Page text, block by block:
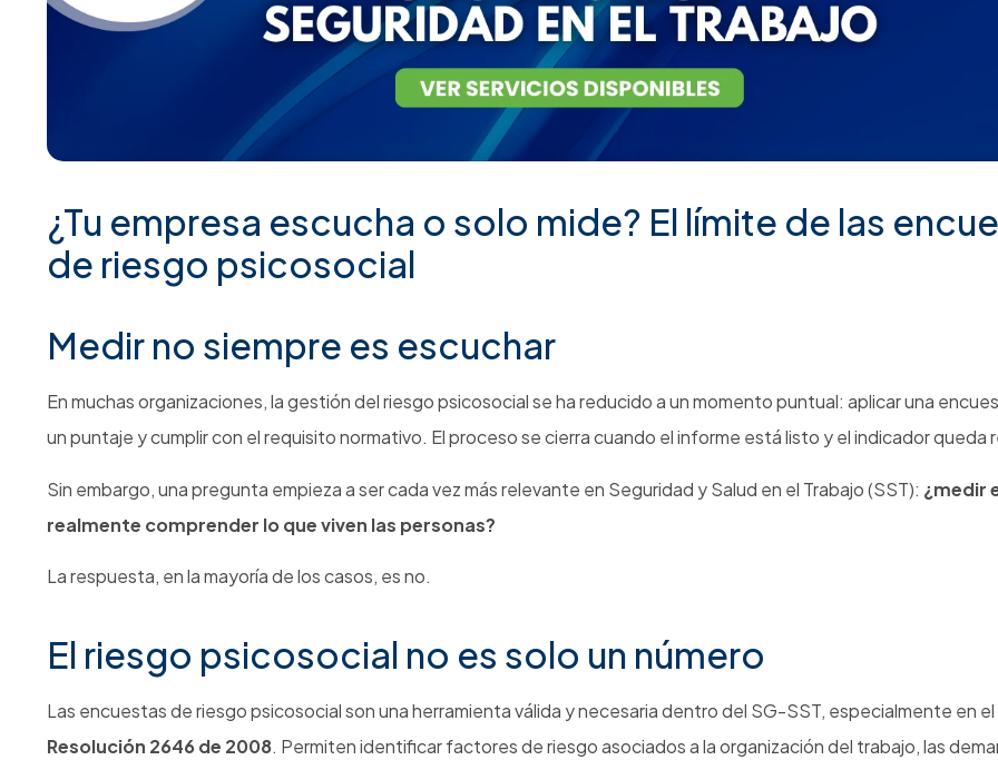
¿Tu empresa escucha o solo mide? El límite de las
de riesgo psicosocial
Medir no siempre es escuchar
En muchas organizaciones, la gestión del riesgo psicosocial se ha reducido a un momento puntual: aplicar una
un puntaje y cumplir con el requisito normativo. El proceso se cierra cuando el informe está listo y el indicador queda
Sin embargo, una pregunta empieza a ser cada vez más relevante en Seguridad y Salud en el Trabajo (SST): ¿medir
realmente comprender lo que viven las personas?
La respuesta, en la mayoría de los casos, es no.
El riesgo psicosocial no es solo un número
Las encuestas de riesgo psicosocial son una herramienta válida y necesaria dentro del SG-SST, especialmente en el
Resolución 2646 de 2008. Permiten identificar factores de riesgo asociados a la organización del trabajo, las